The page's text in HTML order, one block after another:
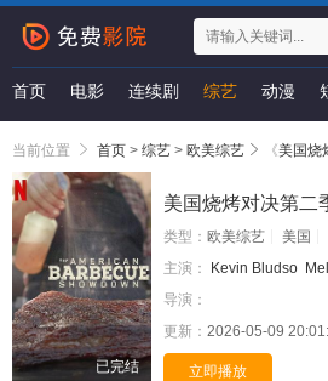
首页 电影 连续剧 综艺 动漫
当前位置 首页 > 综艺 > 欧美综艺 《美国烧
已完结
美国烧烤对决第二
类型： 欧美综艺 美国
主演：
Kevin Bludso
导演：
更新： 2026-05-09
立即播放